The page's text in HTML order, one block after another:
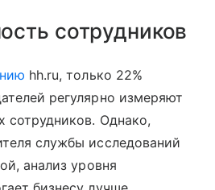
сотрудников
hh.ru, только 22%
регулярно измеряют
сотрудников. Однако,
службы исследований
анализ уровня